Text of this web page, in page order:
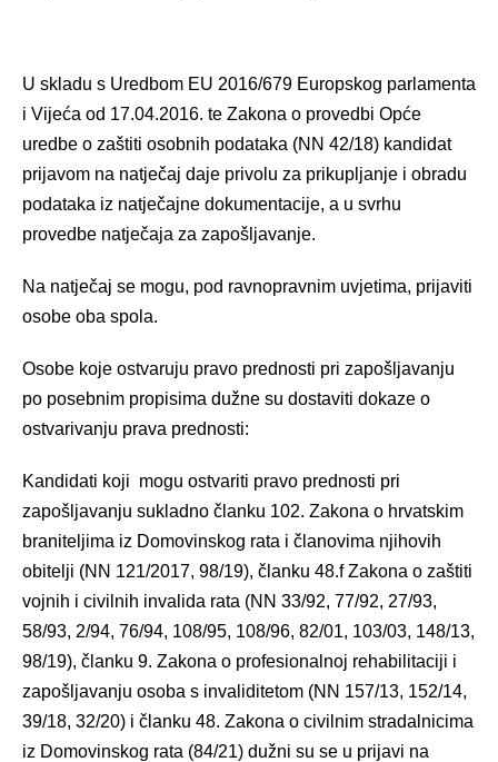
U skladu s Uredbom EU 2016/679 Europskog parlamenta
i Vijeća od 17.04.2016. te Zakona o provedbi Opće
uredbe o zaštiti osobnih podataka (NN 42/18) kandidat
prijavom na natječaj daje privolu za prikupljanje i obradu
podataka iz natječajne dokumentacije, a u svrhu
provedbe natječaja za zapošljavanje.
Na natječaj se mogu, pod ravnopravnim uvjetima, prijaviti
osobe oba spola.
Osobe koje ostvaruju pravo prednosti pri zapošljavanju
po posebnim propisima dužne su dostaviti dokaze o
ostvarivanju prava prednosti:
Kandidati koji mogu ostvariti pravo prednosti pri
zapošljavanju sukladno članku 102. Zakona o hrvatskim
braniteljima iz Domovinskog rata i članovima njihovih
obitelji (NN 121/2017, 98/19), članku 48.f Zakona o zaštiti
vojnih i civilnih invalida rata (NN 33/92, 77/92, 27/93,
58/93, 2/94, 76/94, 108/95, 108/96, 82/01, 103/03, 148/13,
98/19), članku 9. Zakona o profesionalnoj rehabilitaciji i
zapošljavanju osoba s invaliditetom (NN 157/13, 152/14,
39/18, 32/20) i članku 48. Zakona o civilnim stradalnicima
iz Domovinskog rata (84/21) dužni su se u prijavi na